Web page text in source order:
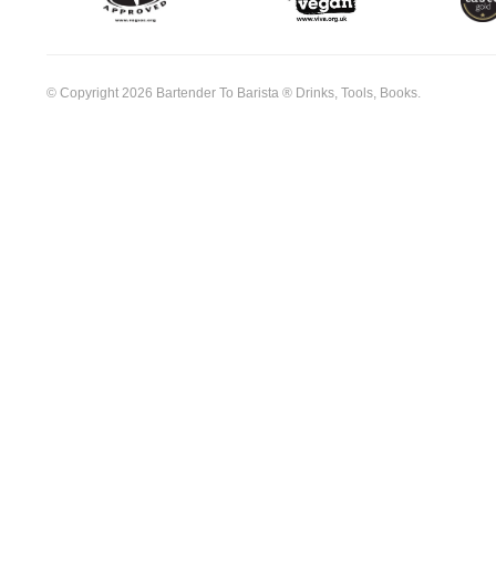
© Copyright 2026 Bartender To Barista ® Drinks, Tools, Books.